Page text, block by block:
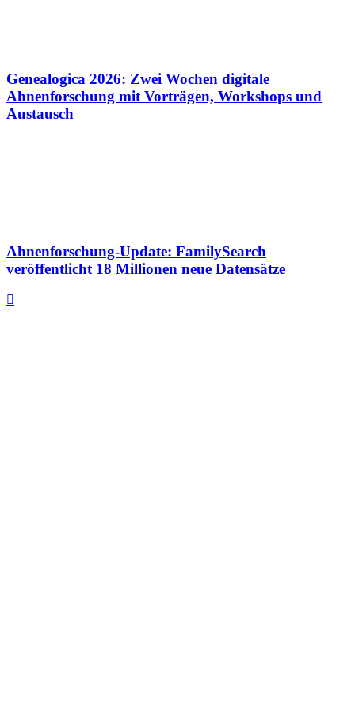
Genealogica 2026: Zwei Wochen digitale
Ahnenforschung mit Vorträgen, Workshops und
Austausch
Ahnenforschung-Update: FamilySearch
veröffentlicht 18 Millionen neue Datensätze